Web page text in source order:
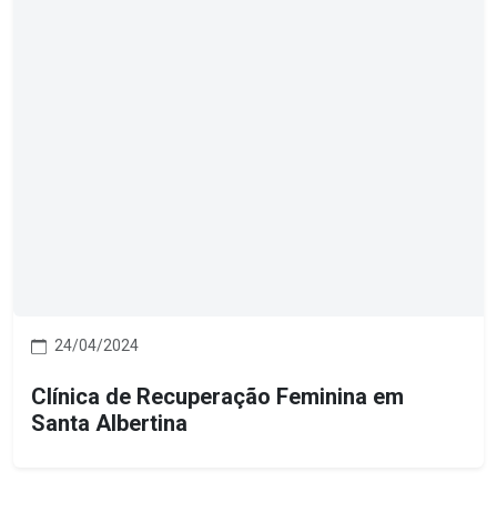
24/04/2024
Clínica de Recuperação Feminina em
Santa Albertina